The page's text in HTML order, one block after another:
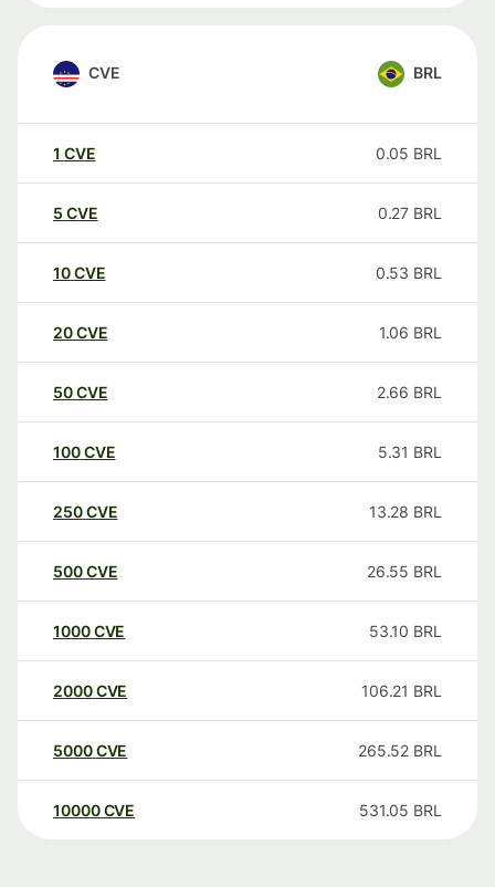
CVE BRL
1 CVE 0.05 BRL
5 CVE 0.27 BRL
10CVE 0.53 BRL
20CVE 1.06 BRL
50CVE 2.66 BRL
100CVE 5.31 BRL
250CVE 13.28 BRL
500CVE 26.55 BRL
1000CVE 53.10 BRL
2000CVE 106.21 BRL
5000CVE 265.52 BRL
10000 CVE 531.05 BRL